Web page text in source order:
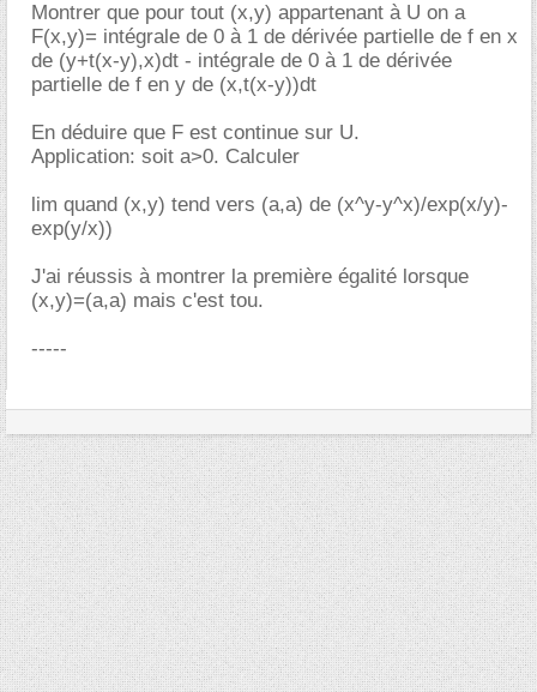
Montrer que pour tout (x,y) appartenant à U on a
F(x,y)= intégrale de 0 à 1 de dérivée partielle de f en x
de (y+t(x-y),x)dt - intégrale de 0 à 1 de dérivée
partielle de f en y de (x,t(x-y))dt
En déduire que F est continue sur U.
Application: soit a>0. Calculer
lim quand (x,y) tend vers (a,a) de (x^y-y^x)/exp(x/y)-
exp(y/x))
J'ai réussis à montrer la première égalité lorsque
(x,y)=(a,a) mais c'est tou.
-----